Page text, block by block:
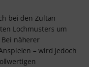
bei den Zultan
Lochmusters um
näherer
– wird jedoch